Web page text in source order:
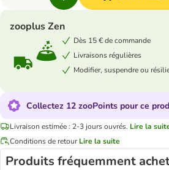
zooplus Zen
Dès 15 € de commande
Livraisons régulières
Modifier, suspendre ou
Collectez 12 zooPoints pour ce
Livraison estimée : 2-3 jours ouvrés. Lire la
Conditions de retour Lire la suite
Produits fréquemment